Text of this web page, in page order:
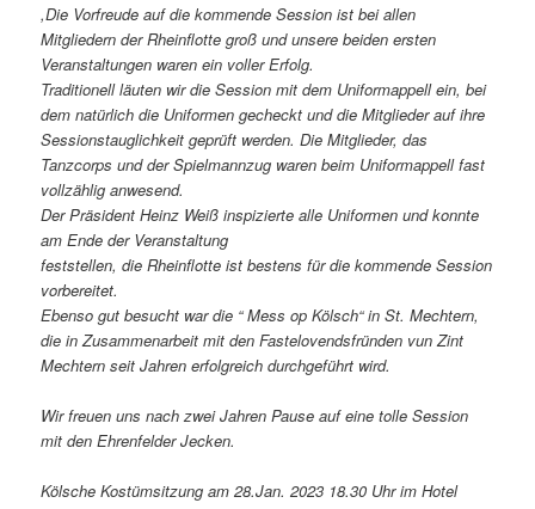
,Die Vorfreude auf die kommende Session ist bei allen
Mitgliedern der Rheinflotte groß und unsere beiden ersten
Veranstaltungen waren ein voller Erfolg.
Traditionell läuten wir die Session mit dem Uniformappell ein, bei
dem natürlich die Uniformen gecheckt und die Mitglieder auf ihre
Sessionstauglichkeit geprüft werden. Die Mitglieder, das
Tanzcorps und der Spielmannzug waren beim Uniformappell fast
vollzählig anwesend.
Der Präsident Heinz Weiß inspizierte alle Uniformen und konnte
am Ende der Veranstaltung
feststellen, die Rheinflotte ist bestens für die kommende Session
vorbereitet.
Ebenso gut besucht war die “ Mess op Kölsch“ in St. Mechtern,
die in Zusammenarbeit mit den Fastelovendsfründen vun Zint
Mechtern seit Jahren erfolgreich durchgeführt wird.
Wir freuen uns nach zwei Jahren Pause auf eine tolle Session
mit den Ehrenfelder Jecken.
Kölsche Kostümsitzung am 28.Jan. 2023 18.30 Uhr im Hotel